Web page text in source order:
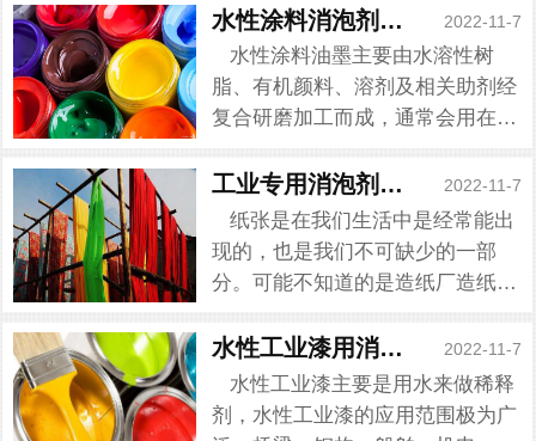
题，但是在生产过程中却会有很多
问题的出现，泡沫是其中的一个，
泡沫的危害性是无法想象的。泡沫
不仅会给...
水性涂料消泡剂种类 2022-11-7
水性涂料油墨主要由水溶性树
脂、有机颜料、溶剂及相关助剂经
复合研磨加工而成，通常会用在包
而由于水性涂料油墨的成分复杂，
在生产调制环节中会有泡沫的产
生，这些泡沫会给涂料的质量性
能...
工业专用消泡剂教你消泡 2022-11-7
纸张是在我们生活中是经常能出
现的，也是我们不可缺少的一部
分。可能不知道的是造纸厂造纸工
这大概就是浆料在造纸过程中因为
纱线的的高速移动，就会导致泡沫
的形成，泡沫未及时处理会在纸...
水性工业漆用消泡剂消泡细节 2022-11-7
水性工业漆主要是用水来做稀释
剂，水性工业漆的应用范围极为广